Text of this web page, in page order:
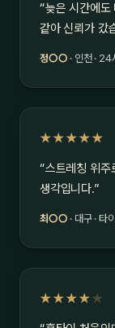
“늦은 시간에도
같아 신뢰가 갔
정○○ · 인천 · 24
★★★★★
“스트레칭 위주
생각입니다.”
최○○ · 대구 · 타
★★★★ ★